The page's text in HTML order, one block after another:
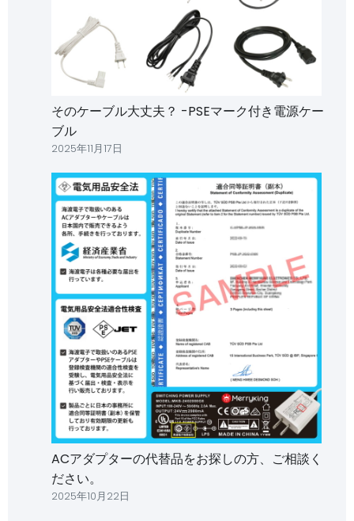
そのケーブル大丈夫？ -PSEマーク付き電源ケー
ブル
2025年11月17日
ACアダプターの代替品をお探しの方、ご相談く
ださい。
2025年10月22日